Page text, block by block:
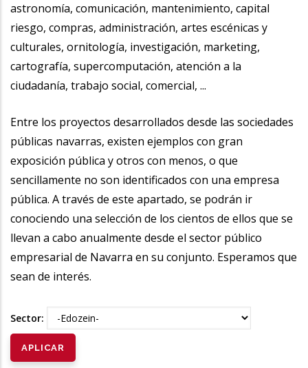
astronomía, comunicación, mantenimiento, capital
riesgo, compras, administración, artes escénicas y
culturales, ornitología, investigación, marketing,
cartografía, supercomputación, atención a la
ciudadanía, trabajo social, comercial, ...
Entre los proyectos desarrollados desde las sociedades
públicas navarras, existen ejemplos con gran
exposición pública y otros con menos, o que
sencillamente no son identificados con una empresa
pública. A través de este apartado, se podrán ir
conociendo una selección de los cientos de ellos que se
llevan a cabo anualmente desde el sector público
empresarial de Navarra en su conjunto. Esperamos que
sean de interés.
Sector: